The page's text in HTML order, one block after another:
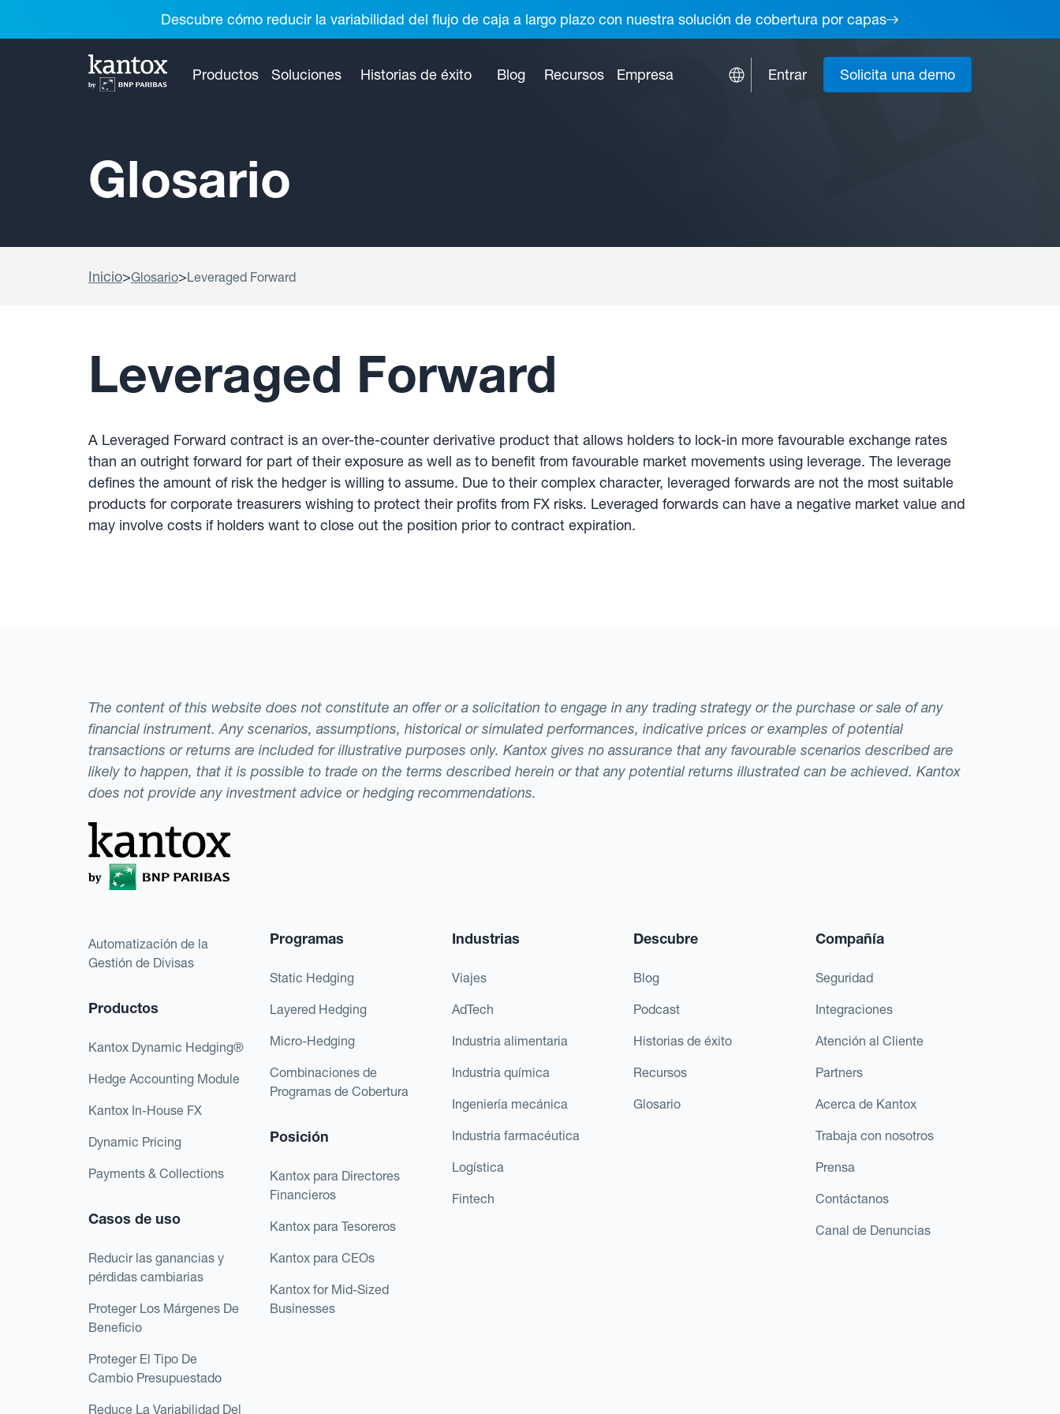
Descubre cómo reducir la variabilidad del flujo de caja a largo plazo con nuestra solución de cobertura por capas
Productos Soluciones Historias de éxito Blog Recursos Empresa Entrar Solicita una demo
Glosario
Inicio>Glosario>Leveraged Forward
Leveraged Forward
A Leveraged Forward contract is an over-the-counter derivative product that allows holders to lock-in more favourable exchange rates
than an outright forward for part of their exposure as well as to benefit from favourable market movements using leverage. The leverage
defines the amount of risk the hedger is willing to assume. Due to their complex character, leveraged forwards are not the most suitable
products for corporate treasurers wishing to protect their profits from FX risks. Leveraged forwards can have a negative market value and
may involve costs if holders want to close out the position prior to contract expiration.
The content of this website does not constitute an offer or a solicitation to engage in any trading strategy or the purchase or sale of any
financial instrument. Any scenarios, assumptions, historical or simulated performances, indicative prices or examples of potential
transactions or returns are included for illustrative purposes only. Kantox gives no assurance that any favourable scenarios described are
likely to happen, that it is possible to trade on the terms described herein or that any potential returns illustrated can be achieved. Kantox
does not provide any investment advice or hedging recommendations.
Automatización de la
Gestión de Divisas
Productos
Kantox Dynamic Hedging®
Hedge Accounting Module
Kantox In-House FX
Dynamic Pricing
Payments & Collections
Casos de uso
Reducir las ganancias y
pérdidas cambiarias
Proteger Los Márgenes De
Beneficio
Proteger El Tipo De
Cambio Presupuestado
Reduce La Variabilidad Del
Programas
Static Hedging
Layered Hedging
Micro-Hedging
Combinaciones de
Programas de Cobertura
Posición
Kantox para Directores
Financieros
Kantox para Tesoreros
Kantox para CEOs
Kantox for Mid-Sized
Businesses
Industrias
Viajes
AdTech
Industria alimentaria
Industria química
Ingeniería mecánica
Industria farmacéutica
Logística
Fintech
Descubre
Blog
Podcast
Historias de éxito
Recursos
Glosario
Compañía
Seguridad
Integraciones
Atención al Cliente
Partners
Acerca de Kantox
Trabaja con nosotros
Prensa
Contáctanos
Canal de Denuncias